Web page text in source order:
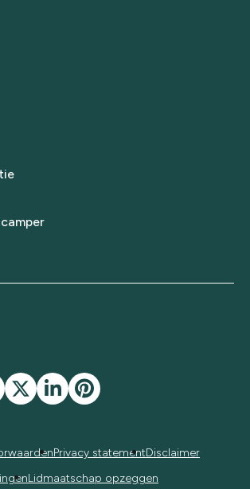
Privacy statementDisclaimer
Lidmaatschap opzeggen